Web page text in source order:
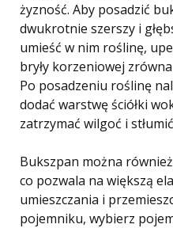
żyzność. Aby posadzić
dwukrotnie szerszy i
umieść w nim roślinę,
bryły korzeniowej
Po posadzeniu roślinę
dodać warstwę ściółki
zatrzymać wilgoć i
Bukszpan można
co pozwala na większą
umieszczania i
pojemniku, wybierz